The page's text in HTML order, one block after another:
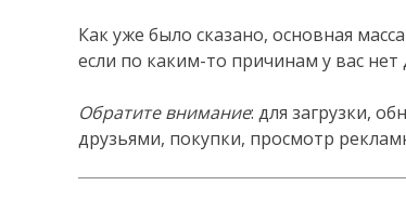
Как уже было сказано, основная
если по каким-то причинам у вас
Обратите внимание: для загрузки,
друзьями, покупки, просмотр